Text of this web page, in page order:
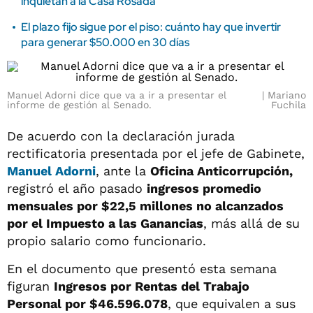
El plazo fijo sigue por el piso: cuánto hay que invertir
para generar $50.000 en 30 días
Manuel Adorni dice que va a ir a presentar el
informe de gestión al Senado.
Mariano
Fuchila
De acuerdo con la declaración jurada
rectificatoria presentada por el jefe de Gabinete,
Manuel Adorni, ante la Oficina Anticorrupción,
registró el año pasado ingresos promedio
mensuales por $22,5 millones no alcanzados
por el Impuesto a las Ganancias, más allá de su
propio salario como funcionario.
En el documento que presentó esta semana
figuran Ingresos por Rentas del Trabajo
Personal por $46.596.078, que equivalen a sus